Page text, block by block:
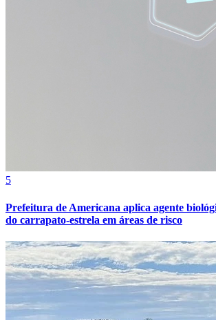
Bragantino
5
Prefeitura de Americana aplica agente
do carrapato-estrela em áreas de risco